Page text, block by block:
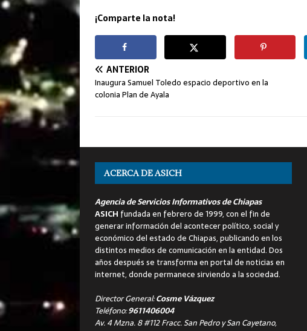
¡Comparte la nota!
ANTERIOR
Inaugura Samuel Toledo espacio deportivo en la
colonia Plan de Ayala
ACERCA DE ASICH
Agencia de Servicios Informativos de Chiapas
ASICH fundada en febrero de 1999, con el fin de
generar información del acontecer político, social y
económico del estado de Chiapas, publicando en los
distintos medios de comunicación en la entidad. Dos
años después se transforma en portal de noticias en
internet, donde permanece sirviendo a la sociedad.
Director General:Cosme Vázquez
Teléfono:9611406004
Av. 4 Mzna. 8 #112 Fracc. San Pedro y San Cayetano,